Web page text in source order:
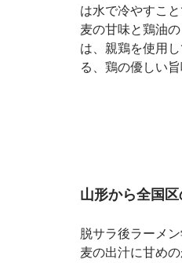
は水で冷やすこ
麦の甘味と鶏油
は、親鶏を使用
る、鶏の優しい
山形から全国
脱サラ後ラーメ
麦の出汁に甘め